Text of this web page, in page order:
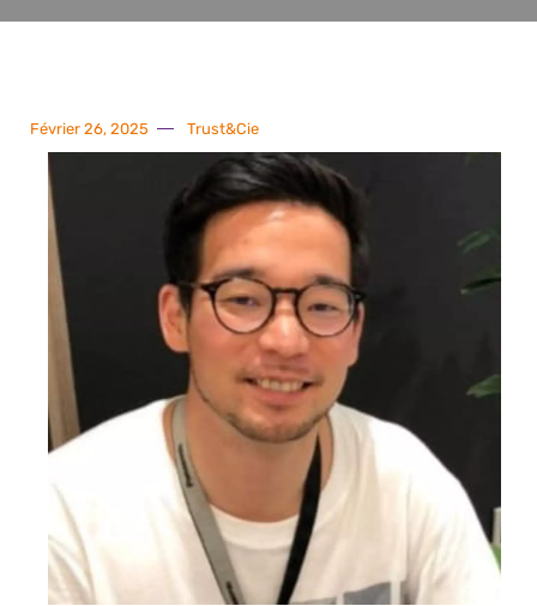
Février 26, 2025 Trust&Cie